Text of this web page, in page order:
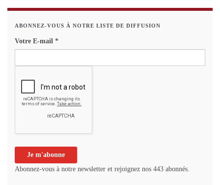
ABONNEZ-VOUS À NOTRE LISTE DE DIFFUSION
Votre E-mail *
Abonnez-vous à notre newsletter et rejoignez nos 443 abonnés.